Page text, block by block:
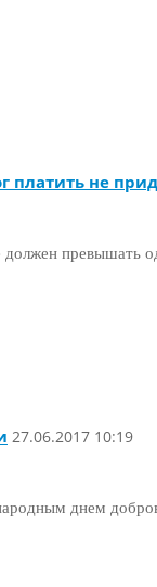
платить не
должен превышать
27.06.2017 10:19
днем